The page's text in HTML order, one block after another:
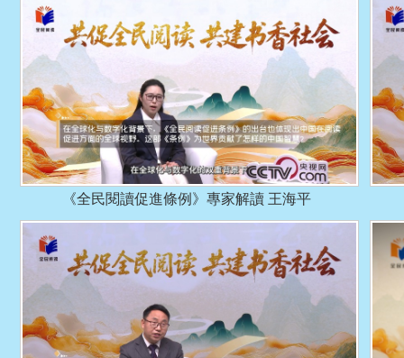
《全民閱讀促進條例》專家解讀 王海平